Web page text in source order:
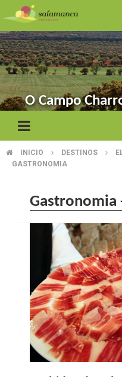
to
main
content
O Campo
BREADCRUMB
INICIO DESTINOS
GASTRONOMIA
Gastronomia